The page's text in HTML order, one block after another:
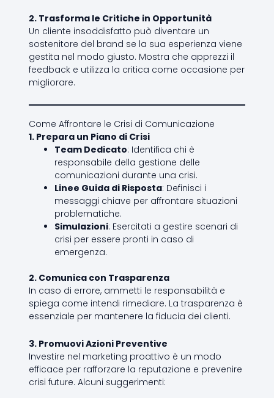
2. Trasforma le Critiche in Opportunità
Un cliente insoddisfatto può diventare un
sostenitore del brand se la sua esperienza viene
gestita nel modo giusto. Mostra che apprezzi il
feedback e utilizza la critica come occasione per
migliorare.
Come Affrontare le Crisi di Comunicazione
1. Prepara un Piano di Crisi
Team Dedicato: Identifica chi è
responsabile della gestione delle
comunicazioni durante una crisi.
Linee Guida di Risposta: Definisci i
messaggi chiave per affrontare situazioni
problematiche.
Simulazioni: Esercitati a gestire scenari di
crisi per essere pronti in caso di
emergenza.
2. Comunica con Trasparenza
In caso di errore, ammetti le responsabilità e
spiega come intendi rimediare. La trasparenza è
essenziale per mantenere la fiducia dei clienti.
3. Promuovi Azioni Preventive
Investire nel marketing proattivo è un modo
efficace per rafforzare la reputazione e prevenire
crisi future. Alcuni suggerimenti: